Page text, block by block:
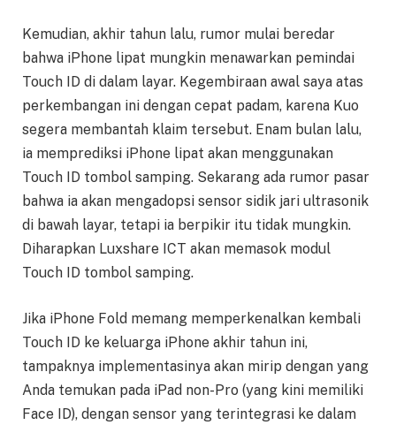
Kemudian, akhir tahun lalu, rumor mulai beredar
bahwa iPhone lipat mungkin menawarkan pemindai
Touch ID di dalam layar. Kegembiraan awal saya atas
perkembangan ini dengan cepat padam, karena Kuo
segera membantah klaim tersebut. Enam bulan lalu,
ia memprediksi iPhone lipat akan menggunakan
Touch ID tombol samping. Sekarang ada rumor pasar
bahwa ia akan mengadopsi sensor sidik jari ultrasonik
di bawah layar, tetapi ia berpikir itu tidak mungkin.
Diharapkan Luxshare ICT akan memasok modul
Touch ID tombol samping.
Jika iPhone Fold memang memperkenalkan kembali
Touch ID ke keluarga iPhone akhir tahun ini,
tampaknya implementasinya akan mirip dengan yang
Anda temukan pada iPad non-Pro (yang kini memiliki
Face ID), dengan sensor yang terintegrasi ke dalam